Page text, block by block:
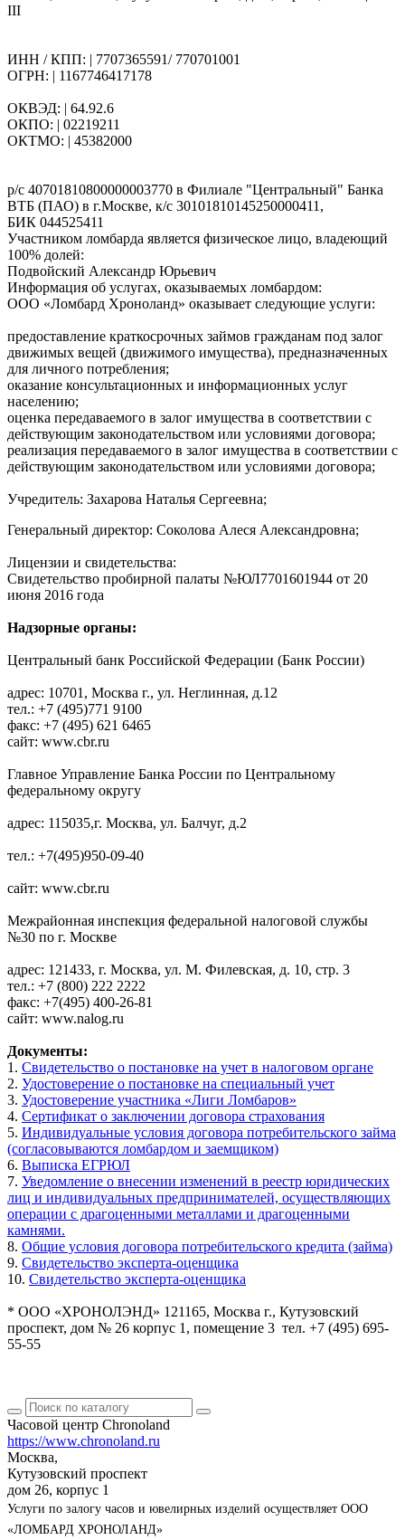
III
ИНН / КПП: | 7707365591/ 770701001
ОГРН: | 1167746417178
ОКВЭД: | 64.92.6
ОКПО: | 02219211
ОКТМО: | 45382000
р/с 40701810800000003770 в Филиале "Центральный" Банка
ВТБ (ПАО) в г.Москве, к/с 30101810145250000411,
БИК 044525411
Участником ломбарда является физическое лицо, владеющий
100% долей:
Подвойский Александр Юрьевич
Информация об услугах, оказываемых ломбардом:
ООО «Ломбард Хроноланд» оказывает следующие услуги:
предоставление краткосрочных займов гражданам под залог
движимых вещей (движимого имущества), предназначенных
для личного потребления;
оказание консультационных и информационных услуг
населению;
оценка передаваемого в залог имущества в соответствии с
действующим законодательством или условиями договора;
реализация передаваемого в залог имущества в соответствии с
действующим законодательством или условиями договора;
Учредитель: Захарова Наталья Сергеевна;
Генеральный директор: Соколова Алеся Александровна;
Лицензии и свидетельства:
Свидетельство пробирной палаты №ЮЛ7701601944 от 20
июня 2016 года
Надзорные органы:
Центральный банк Российской Федерации (Банк России)
адрес: 10701, Москва г., ул. Неглинная, д.12
тел.: +7 (495)771 9100
факс: +7 (495) 621 6465
сайт: www.cbr.ru
Главное Управление Банка России по Центральному
федеральному округу
адрес: 115035,г. Москва, ул. Балчуг, д.2
тел.: +7(495)950-09-40
сайт: www.cbr.ru
Межрайонная инспекция федеральной налоговой службы
№30 по г. Москве
адрес: 121433, г. Москва, ул. М. Филевская, д. 10, стр. 3
тел.: +7 (800) 222 2222
факс: +7(495) 400-26-81
сайт: www.nalog.ru
Документы:
1. Свидетельство о постановке на учет в налоговом органе
2. Удостоверение о постановке на специальный учет
3. Удостоверение участника «Лиги Ломбаров»
4. Сертификат о заключении договора страхования
5. Индивидуальные условия договора потребительского займа
(согласовываются ломбардом и заемщиком)
6. Выписка ЕГРЮЛ
7. Уведомление о внесении изменений в реестр юридических
лиц и индивидуальных предпринимателей, осуществляющих
операции с драгоценными металлами и драгоценными
камнями.
8. Общие условия договора потребительского кредита (займа)
9. Свидетельство эксперта-оценщика
10. Свидетельство эксперта-оценщика
* ООО «ХРОНОЛЭНД» 121165, Москва г., Кутузовский
проспект, дом № 26 корпус 1, помещение 3 тел. +7 (495) 695-
55-55
Часовой центр Chronoland
https://www.chronoland.ru
Москва,
Кутузовский проспект
дом 26, корпус 1
Услуги по залогу часов и ювелирных изделий осуществляет ООО
«ЛОМБАРД ХРОНОЛАНД»